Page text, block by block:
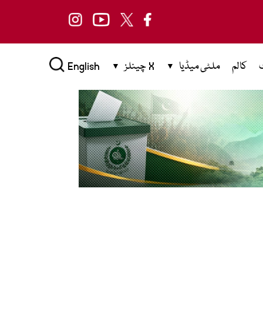
کالم ملٹی میڈیا X چینلز English